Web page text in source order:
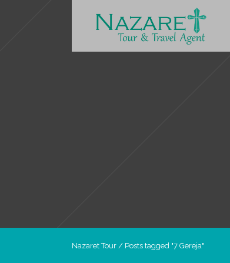
Nazaret Tour / Posts tagged "7 Gereja"